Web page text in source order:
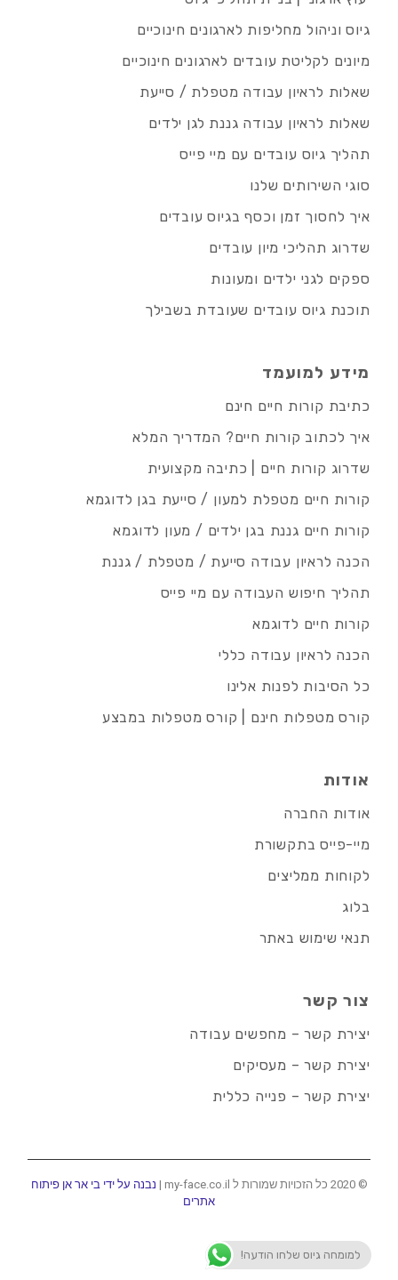
גיוס וניהול מחליפות לארגונים חינוכיים
מיונים לקליטת עובדים לארגונים חינוכיים
שאלות לראיון עבודה מטפלת / סייעת
שאלות לראיון עבודה גננת לגן ילדים
תהליך גיוס עובדים עם מיי פייס
סוגי השירותים שלנו
איך לחסוך זמן וכסף בגיוס עובדים
שדרוג תהליכי מיון עובדים
ספקים לגני ילדים ומעונות
תוכנת גיוס עובדים שעובדת בשבילך
מידע למועמד
כתיבת קורות חיים חינם
איך לכתוב קורות חיים? המדריך המלא
שדרוג קורות חיים | כתיבה מקצועית
קורות חיים מטפלת למעון / סייעת בגן לדוגמא
קורות חיים גננת בגן ילדים / מעון לדוגמא
הכנה לראיון עבודה סייעת / מטפלת / גננת
תהליך חיפוש העבודה עם מיי פייס
קורות חיים לדוגמא
הכנה לראיון עבודה כללי
כל הסיבות לפנות אלינו
קורס מטפלות חינם | קורס מטפלות במבצע
אודות
אודות החברה
מיי-פייס בתקשורת
לקוחות ממליצים
בלוג
תנאי שימוש באתר
צור קשר
יצירת קשר – מחפשים עבודה
יצירת קשר – מעסיקים
יצירת קשר – פנייה כללית
© 2020 כל הזכויות שמורות ל my-face.co.il |
נבנה על ידי בי אר אן פיתוח
אתרים
למומחה גיוס שלחו הודעה!